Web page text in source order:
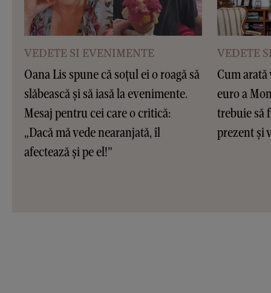
VEDETE SI EVENIMENTE
Oana Lis spune că soțul ei o roagă să
slăbească și să iasă la evenimente.
Mesaj pentru cei care o critică:
„Dacă mă vede nearanjată, îl
afectează și pe el!”
VEDETE
Cum arată
euro a
trebuie să
prezent și